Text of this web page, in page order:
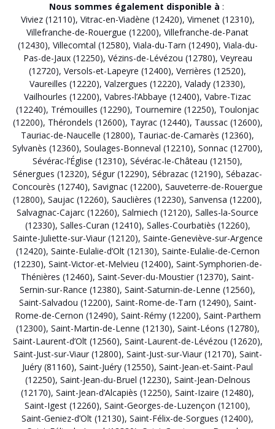
Nous sommes également disponible à :
Viviez (12110), Vitrac-en-Viadène (12420), Vimenet (12310),
Villefranche-de-Rouergue (12200), Villefranche-de-Panat
(12430), Villecomtal (12580), Viala-du-Tarn (12490), Viala-du-
Pas-de-Jaux (12250), Vézins-de-Lévézou (12780), Veyreau
(12720), Versols-et-Lapeyre (12400), Verrières (12520),
Vaureilles (12220), Valzergues (12220), Valady (12330),
Vailhourles (12200), Vabres-l’Abbaye (12400), Vabre-Tizac
(12240), Trémouilles (12290), Tournemire (12250), Toulonjac
(12200), Thérondels (12600), Tayrac (12440), Taussac (12600),
Tauriac-de-Naucelle (12800), Tauriac-de-Camarès (12360),
Sylvanès (12360), Soulages-Bonneval (12210), Sonnac (12700),
Sévérac-l’Église (12310), Sévérac-le-Château (12150),
Sénergues (12320), Ségur (12290), Sébrazac (12190), Sébazac-
Concourès (12740), Savignac (12200), Sauveterre-de-Rouergue
(12800), Saujac (12260), Sauclières (12230), Sanvensa (12200),
Salvagnac-Cajarc (12260), Salmiech (12120), Salles-la-Source
(12330), Salles-Curan (12410), Salles-Courbatiès (12260),
Sainte-Juliette-sur-Viaur (12120), Sainte-Geneviève-sur-Argence
(12420), Sainte-Eulalie-d’Olt (12130), Sainte-Eulalie-de-Cernon
(12230), Saint-Victor-et-Melvieu (12400), Saint-Symphorien-de-
Thénières (12460), Saint-Sever-du-Moustier (12370), Saint-
Sernin-sur-Rance (12380), Saint-Saturnin-de-Lenne (12560),
Saint-Salvadou (12200), Saint-Rome-de-Tarn (12490), Saint-
Rome-de-Cernon (12490), Saint-Rémy (12200), Saint-Parthem
(12300), Saint-Martin-de-Lenne (12130), Saint-Léons (12780),
Saint-Laurent-d’Olt (12560), Saint-Laurent-de-Lévézou (12620),
Saint-Just-sur-Viaur (12800), Saint-Just-sur-Viaur (12170), Saint-
Juéry (81160), Saint-Juéry (12550), Saint-Jean-et-Saint-Paul
(12250), Saint-Jean-du-Bruel (12230), Saint-Jean-Delnous
(12170), Saint-Jean-d’Alcapiès (12250), Saint-Izaire (12480),
Saint-Igest (12260), Saint-Georges-de-Luzençon (12100),
Saint-Geniez-d’Olt (12130), Saint-Félix-de-Sorgues (12400),